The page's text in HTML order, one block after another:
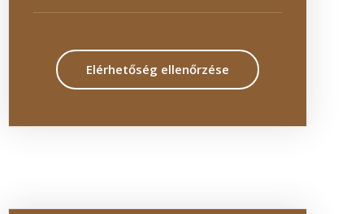
Elérhetőség ellenőrzése